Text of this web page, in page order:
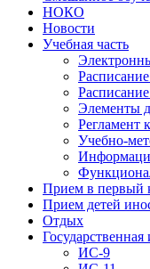
НОКО
Новости
Учебная часть
Элементы
Регламент
Учебно-
Прием в первый
Прием детей
Отдых
Государственная
ИС-9